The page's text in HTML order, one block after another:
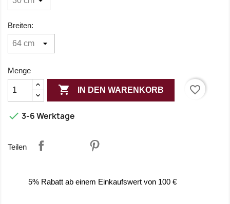
Breiten:
Menge
 IN DEN WARENKORB favorite_border
 3-6 Werktage
Teilen
5% Rabatt ab einem Einkaufswert von 100 €